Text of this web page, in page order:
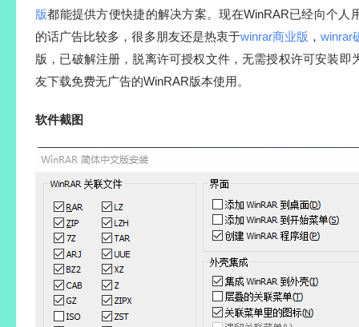
版都能提供方便快捷的解决方案。现在WinRAR已经向个人
的话广告比较多，很多朋友还是热衷于winrar商业版 ，winrar
版，已破解注册，脱离许可授权文件，无需授权许可安装即
友下载免费无广告的WinRAR版本使用。
软件截图